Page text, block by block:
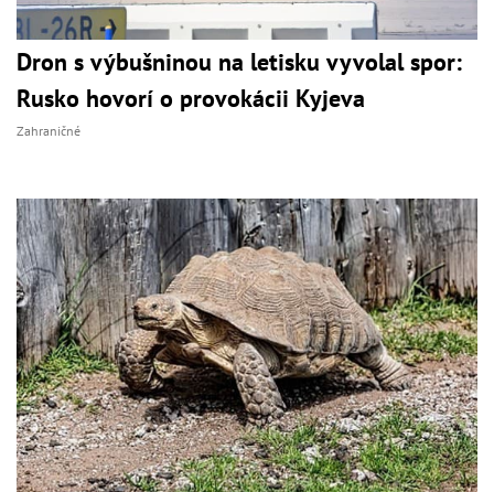
Dron s výbušninou na letisku vyvolal spor:
Rusko hovorí o provokácii Kyjeva
Zahraničné